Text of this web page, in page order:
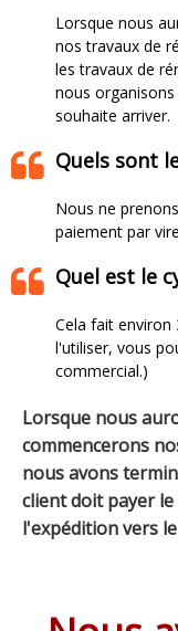
Lorsque nous
nos travaux de
les travaux de
nous
souhaite arriver.​​​​​​​
Quels sont
Nous ne
paiement par
Quel est le
Cela fait environ
l'utiliser, vous
commercial.)
Lorsque nous
commencerons
nous avons
client doit payer
l'expédition vers